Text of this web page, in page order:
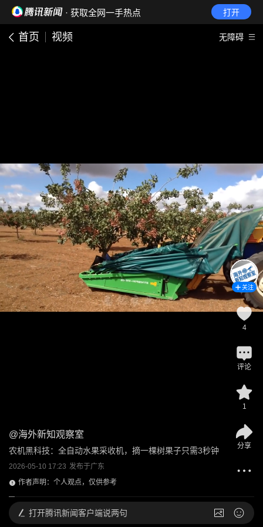
· 获取全网一手热点 打开
首页 视频 无障碍
@海外新知观察室
农机黑科技：全自动水果采收机，摘一棵树果子只需3秒钟
2026-05-10 17:23 发布于广东
作者声明：个人观点，仅供参考
关注
4
评论
1
分享
打开腾讯新闻客户端说两句